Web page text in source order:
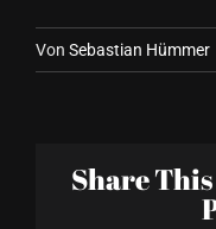
Von Sebastian Hümmer
Share